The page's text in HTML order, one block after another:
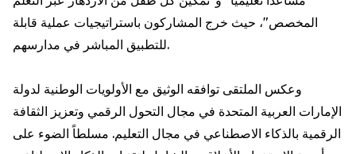
المخصص"، حيث خرج المشاركون باستراتيجيات عملية قابلة
للتطبيق المباشر في مدارسهم.
وعكس الملتقى توافقه الوثيق مع الأولويات الوطنية لدولة
الإمارات العربية المتحدة في مجال التحول الرقمي وتعزيز الثقافة
الرقمية بالذكاء الاصطناعي في مجال التعليم. مسلطاً الضوء على